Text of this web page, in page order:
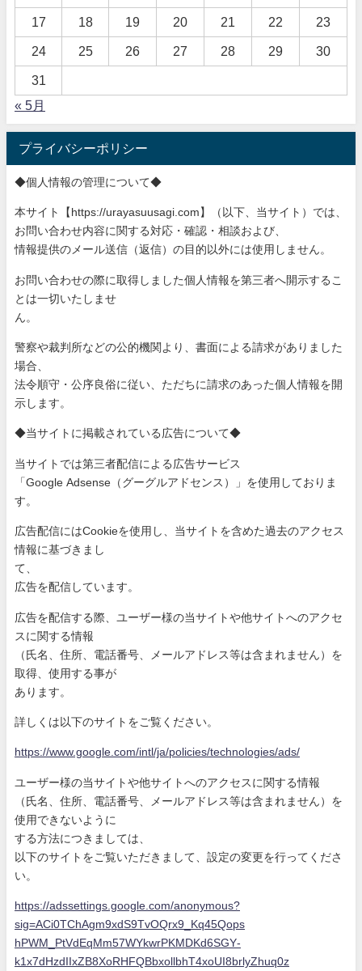
17 18 19 20 21 22 23
24 25 26 27 28 29 30
31
« 5月
プライバシーポリシー
◆個人情報の管理について◆
本サイト【https://urayasuusagi.com】（以下、当サイト）では、
お問い合わせ内容に関する対応・確認・相談および、
情報提供のメール送信（返信）の目的以外には使用しません。
お問い合わせの際に取得しました個人情報を第三者へ開示するこ
と は一切いたしませ
ん。
警察や裁判所などの公的機関より、書面による請求がありました
場合、
法令順守・公序良俗に従い、ただちに請求のあった個人情報を開
示 します。
◆当サイトに掲載されている広告について◆
当サイトでは第三者配信による広告サービス
「Google Adsense（グーグルアドセンス）」を使用しておりま
す。
広告配信にはCookieを使用し、当サイトを含めた過去のアク セス
情報に基づきまし
て、
広告を配信しています。
広告を配信する際、ユーザー様の当サイトや他サイトへのアクセ
ス に関する情報
（氏名、住所、電話番号、メールアドレス等は含まれません）を
取得、使用する事が
あります。
詳しくは以下のサイトをご覧ください。
https://www.google.com/intl/ja/policies/technologies/ads/
ユーザー様の当サイトや他サイトへのアクセスに関する情報
（氏名、住所、電話番号、メールアドレス等は含まれません）を
使 用できないように
する方法につきましては、
以下のサイトをご覧いただきまして、設定の変更を行ってくださ
い
https://adssettings.google.com/anonymous?
sig=ACi0TChAgm9xdS9TvOQrx9_Kq45Qops
hPWM_PtVdEqMm57WYkwrPKMDKd6SGY-
k1x7dHzdIIxZB8XoRHFQBbxollbhT4xoUI8brlyZhuq0z